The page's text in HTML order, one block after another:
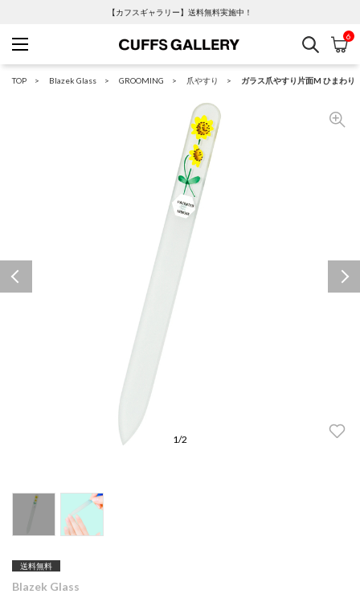
【カフスギャラリー】送料無料実施中！
Cuffs Gallery
検索 カ
6
TOP Blazek Glass GROOMING 爪やすり ガラス爪やすり片面M ひまわり
1/2
送料無料
Blazek Glass